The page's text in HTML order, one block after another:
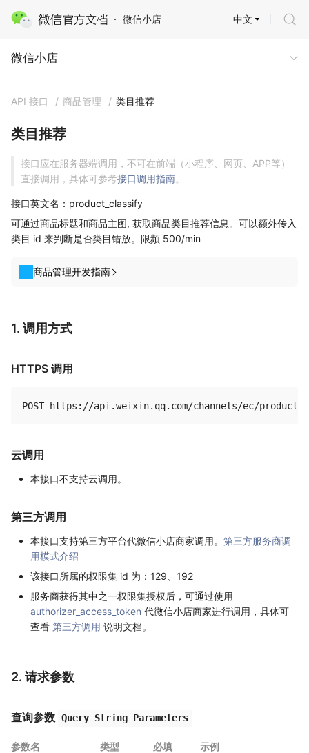
微信小店
微信小店
中文
微信小店
API 接口 / 商品管理 / 类目推荐
类目推荐
接口应在服务器端调用，不可在前端（小程序、网页、APP等）
直接调用，具体可参考接口调用指南。
接口英文名：product_classify
可通过商品标题和商品主图, 获取商品类目推荐信息。可以额外传入
类目 id 来判断是否类目错放。限频 500/min
商品管理开发指南
1. 调用方式
HTTPS 调用
云调用
本接口不支持云调用。
第三方调用
本接口支持第三方平台代微信小店商家调用。 第三方服务商调
用模式介绍
该接口所属的权限集 id 为：129、192
服务商获得其中之一权限集授权后，可通过使用
authorizer_access_token 代微信小店商家进行调用，具体可
查看 第三方调用 说明文档。
2. 请求参数
查询参数 Query String Parameters
参数名 类型 必填 示例